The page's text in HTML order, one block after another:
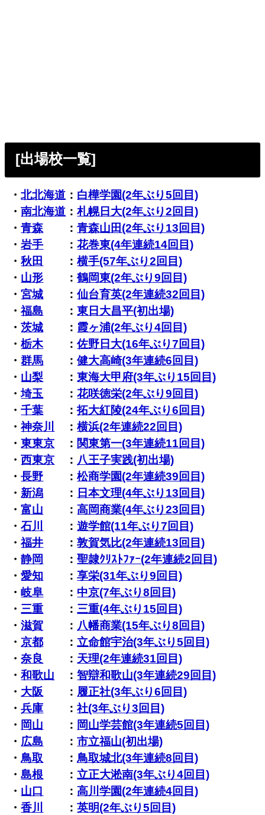
[出場校一覧]
・北北海道 ： 白樺学園(2年ぶり5回目)
・南北海道 ：札幌日大(2年ぶり2回目)
・青森 ：青森山田(2年ぶり13回目)
・岩手 ：花巻東(4年連続14回目)
・秋田 ：横手(57年ぶり2回目)
・ 山形 ：鶴岡東(2年ぶり9回目)
・宮城 ：仙台育英(2年連続32回目)
・福島 ：東日大昌平(初出場)
・茨城 ： 霞ヶ浦(2年ぶり4回目)
・栃木：佐野日大(16年ぶり7回目)
・群馬 ：健大高崎(3年連続6回目)
・ 山梨 ：東海大甲府(3年ぶり15回目)
・埼玉 ：花咲徳栄(2年ぶり9回目)
・千葉 ：拓大紅陵(24年ぶり6回目)
・神奈川 ：横浜(2年連続22回目)
・東東京 ： 関東第一(3年連続11回目)
・西東京 ： 八王子実践(初出場)
・長野 ：松商学園(2年連続39回目)
・ 新潟 ： 日本文理(4年ぶり13回目)
・富山 ：高岡商業(4年ぶり23回目)
・石川 ：遊学館(11年ぶり7回目)
・福井 ：敦賀気比(2年連続13回目)
・静岡 ：聖隷ｸﾘｽﾄﾌｧｰ(2年連続2回目)
・愛知 ：享栄(31年ぶり9回目)
・岐阜 ： 中京(7年ぶり8回目)
・ 三重 ： 三重(4年ぶり15回目)
・滋賀 ： 八幡商業(15年ぶり8回目)
・京都 ： 立命館宇治(3年ぶり5回目)
・奈良 ： 天理(2年連続31回目)
・和歌山 ：智辯和歌山(3年連続29回目)
・ 大阪 ： 履正社(3年ぶり6回目)
・兵庫 ：社(3年ぶり3回目)
・ 岡山 ： 岡山学芸館(3年連続5回目)
・ 広島 ：市立福山(初出場)
・ 鳥取 ： 鳥取城北(3年連続8回目)
・島根 ： 立正大淞南(3年ぶり4回目)
・ 山口 ：高川学園(2年連続4回目)
・香川 ：英明(2年ぶり5回目)